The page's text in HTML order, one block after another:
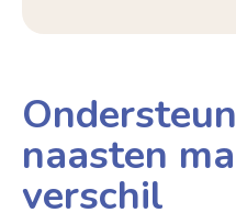
naasten
verschil